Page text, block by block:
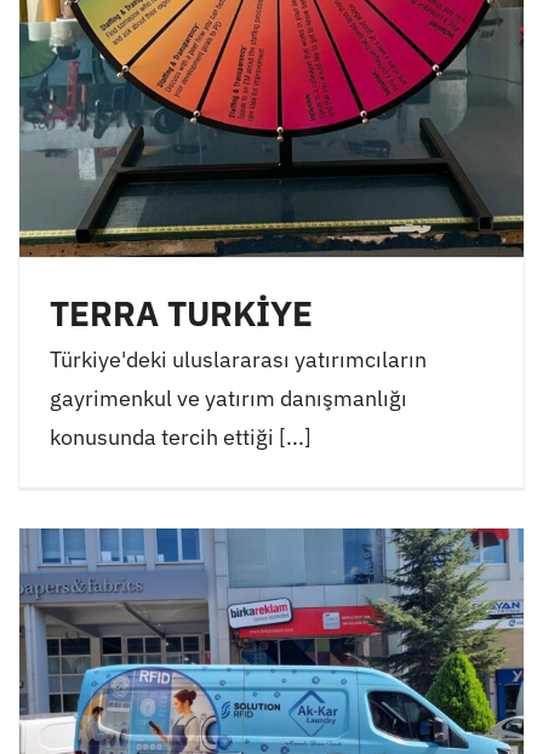
TERRA TURKİYE
Türkiye'deki uluslararası yatırımcıların
gayrimenkul ve yatırım danışmanlığı
konusunda tercih ettiği [...]